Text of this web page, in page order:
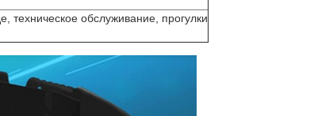
техническое обслуживание, прогулки